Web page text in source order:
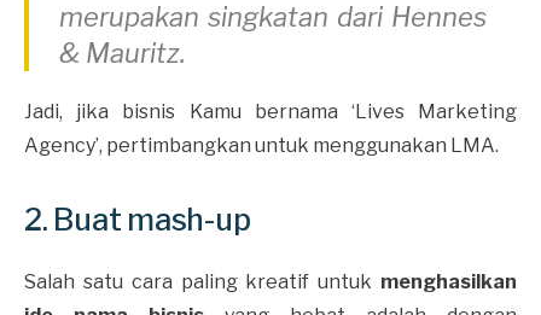
merupakan singkatan dari Hennes
& Mauritz.
Jadi, jika bisnis Kamu bernama ‘Lives Marketing
Agency’, pertimbangkan untuk menggunakan LMA.
2. Buat mash-up
Salah satu cara paling kreatif untuk menghasilkan